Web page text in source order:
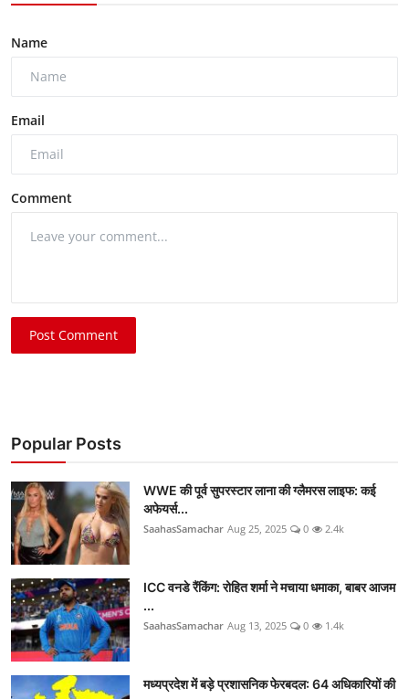
Name
Email
Comment
Post Comment
Popular Posts
WWE की पूर्व सुपरस्टार लाना की ग्लैमरस लाइफ: कई
अफेयर्स...
SaahasSamachar Aug 25, 2025 0 2.4k
ICC वनडे रैंकिंग: रोहित शर्मा ने मचाया धमाका, बाबर आजम
...
SaahasSamachar Aug 13, 2025 0 1.4k
मध्यप्रदेश में बड़े प्रशासनिक फेरबदल: 64 अधिकारियों की